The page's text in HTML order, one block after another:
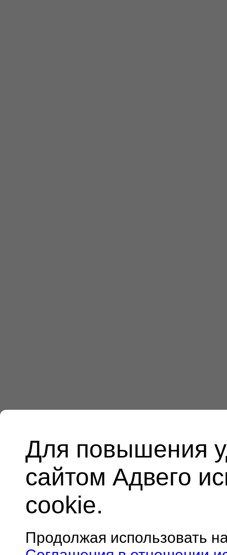
Для повышения
сайтом Адвего
cookie.
Продолжая использовать